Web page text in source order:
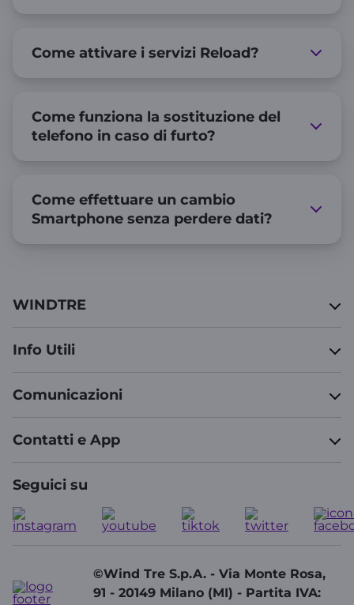
Come attivare i servizi Reload?
Come funziona la sostituzione del
telefono in caso di furto?
Come effettuare un cambio
Smartphone senza perdere dati?
WINDTRE
Info Utili
Comunicazioni
Contatti e App
Seguici su
©Wind Tre S.p.A. - Via Monte Rosa,
91 - 20149 Milano (MI) - Partita IVA: